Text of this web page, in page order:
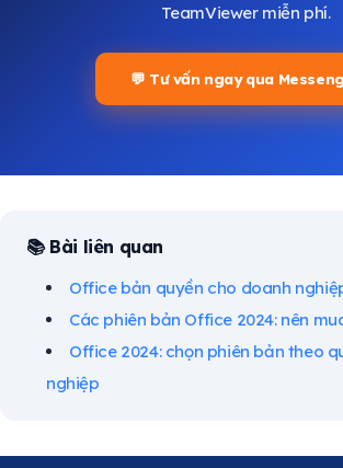
TeamViewer miễn phí.
💬 Tư vấn ngay qua
📚 Bài liên quan
Office bản quyền cho doanh
Các phiên bản Office 2024: nên
Office 2024: chọn phiên bản theo
nghiệp